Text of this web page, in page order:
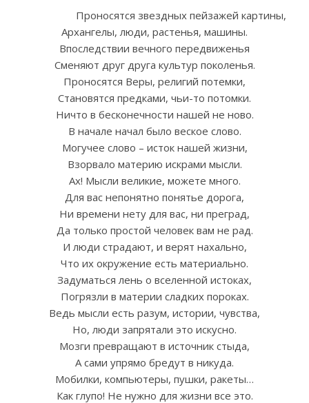
Проносятся звездных пейзажей картины,
Архангелы, люди, растенья, машины.
Впоследствии вечного передвиженья
Сменяют друг друга культур поколенья.
Проносятся Веры, религий потемки,
Становятся предками, чьи-то потомки.
Ничто в бесконечности нашей не ново.
В начале начал было веское слово.
Могучее слово – исток нашей жизни,
Взорвало материю искрами мысли.
Ах! Мысли великие, можете много.
Для вас непонятно понятье дорога,
Ни времени нету для вас, ни преград,
Да только простой человек вам не рад.
И люди страдают, и верят нахально,
Что их окружение есть материально.
Задуматься лень о вселенной истоках,
Погрязли в материи сладких пороках.
Ведь мысли есть разум, истории, чувства,
Но, люди запрятали это искусно.
Мозги превращают в источник стыда,
А сами упрямо бредут в никуда.
Мобилки, компьютеры, пушки, ракеты…
Как глупо! Не нужно для жизни все это.